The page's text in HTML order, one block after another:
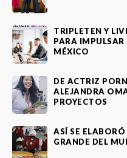
TRIPLETEN Y
PARA
MÉXICO
DE ACTRIZ
ALEJANDRA
PROYECTOS
ASÍ SE
GRANDE DEL